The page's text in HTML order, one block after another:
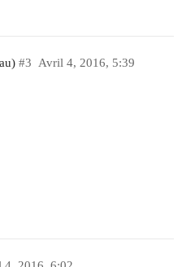
Avril 4, 2016, 5:39
#3